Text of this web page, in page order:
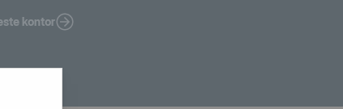
kontor